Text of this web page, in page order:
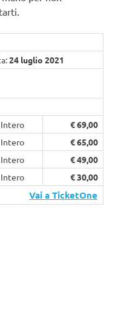
24 luglio 2021
Intero
€ 69,00
Intero
€ 65,00
Intero
€ 49,00
Intero € 30,00
Vai a TicketOne